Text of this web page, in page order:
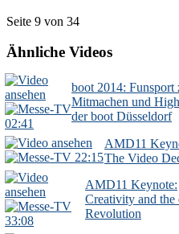
Seite 9 von 34
Ähnliche Videos
02:41
boot 2014: Funsport
Mitmachen und
der boot Düsseldorf
22:15
AMD11
The Video
33:08
AMD11 Keynote:
Creativity and the
Revolution